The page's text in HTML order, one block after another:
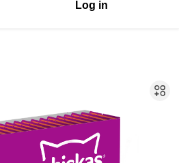
Log in